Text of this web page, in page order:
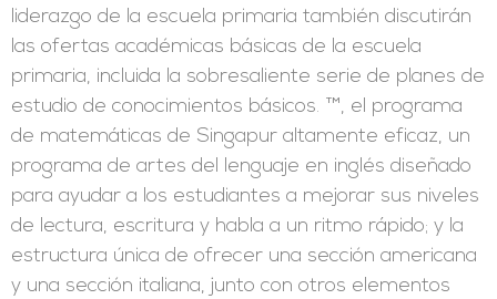
liderazgo de la escuela primaria también discutirán
las ofertas académicas básicas de la escuela
primaria, incluida la sobresaliente serie de planes de
estudio de conocimientos básicos. ™, el programa
de matemáticas de Singapur altamente eficaz, un
programa de artes del lenguaje en inglés diseñado
para ayudar a los estudiantes a mejorar sus niveles
de lectura, escritura y habla a un ritmo rápido; y la
estructura única de ofrecer una sección americana
y una sección italiana, junto con otros elementos